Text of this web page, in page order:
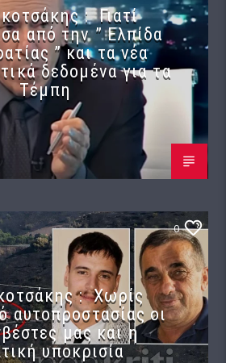
: Γιατί
από την ” Ελπίδα
” και τα νέα
δεδομένα για τα
Τέμπη
0
: Χωρίς
αυτοπροστασίας οι
μας και η
υποκρισία